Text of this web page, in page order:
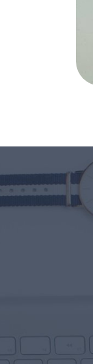
el